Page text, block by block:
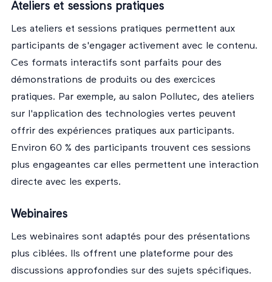
Ateliers et sessions pratiques
Les ateliers et sessions pratiques permettent aux
participants de s'engager activement avec le contenu.
Ces formats interactifs sont parfaits pour des
démonstrations de produits ou des exercices
pratiques. Par exemple, au salon Pollutec, des ateliers
sur l'application des technologies vertes peuvent
offrir des expériences pratiques aux participants.
Environ 60 % des participants trouvent ces sessions
plus engageantes car elles permettent une interaction
directe avec les experts.
Webinaires
Les webinaires sont adaptés pour des présentations
plus ciblées. Ils offrent une plateforme pour des
discussions approfondies sur des sujets spécifiques.